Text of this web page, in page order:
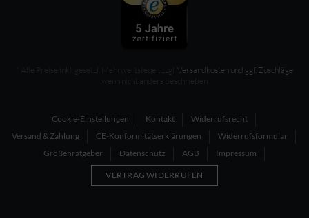
* Alle Preise inkl. gesetzl. Mehrwertsteuer, zzgl. Versandkosten und ggf. Zuschläge
wenn nicht anders beschrieben
Cookie-Einstellungen Kontakt
Widerrufsrecht
Versand & Zahlung
CE-Konformitätserklärungen
Widerrufsformular
Größenratgeber
Datenschutz AGB Impressum
VERTRAG WIDERRUFEN